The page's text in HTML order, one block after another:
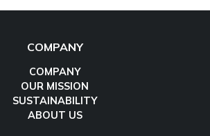
COMPANY
COMPANY
OUR MISSION
SUSTAINABILITY
ABOUT US